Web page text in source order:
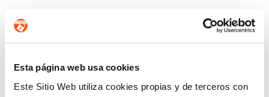
Esta página web usa cookies
Este Sitio Web utiliza cookies propias y de terceros con
Nombre